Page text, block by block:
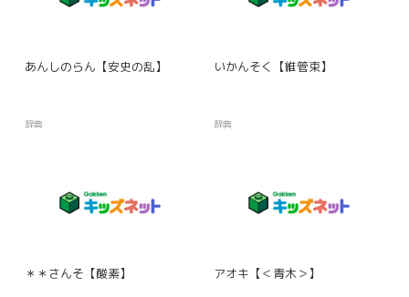
あんしのらん【安史の乱】
辞典
いかんそく【維管束】
辞典
＊＊さんそ【酸素】 アオキ【＜青木＞】